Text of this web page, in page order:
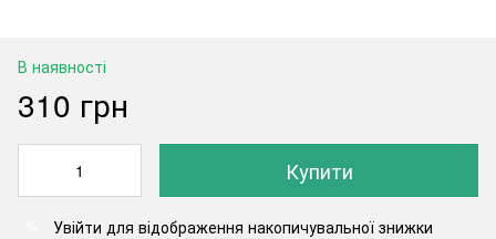
В наявності
310 грн
Купити
Увійти для відображення накопичувальної знижки